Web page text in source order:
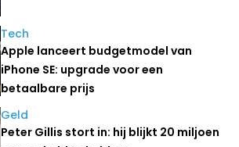
Tech
Apple lanceert budgetmodel van
iPhone SE: upgrade voor een
betaalbare prijs
Geld
Peter Gillis stort in: hij blijkt 20 miljoen